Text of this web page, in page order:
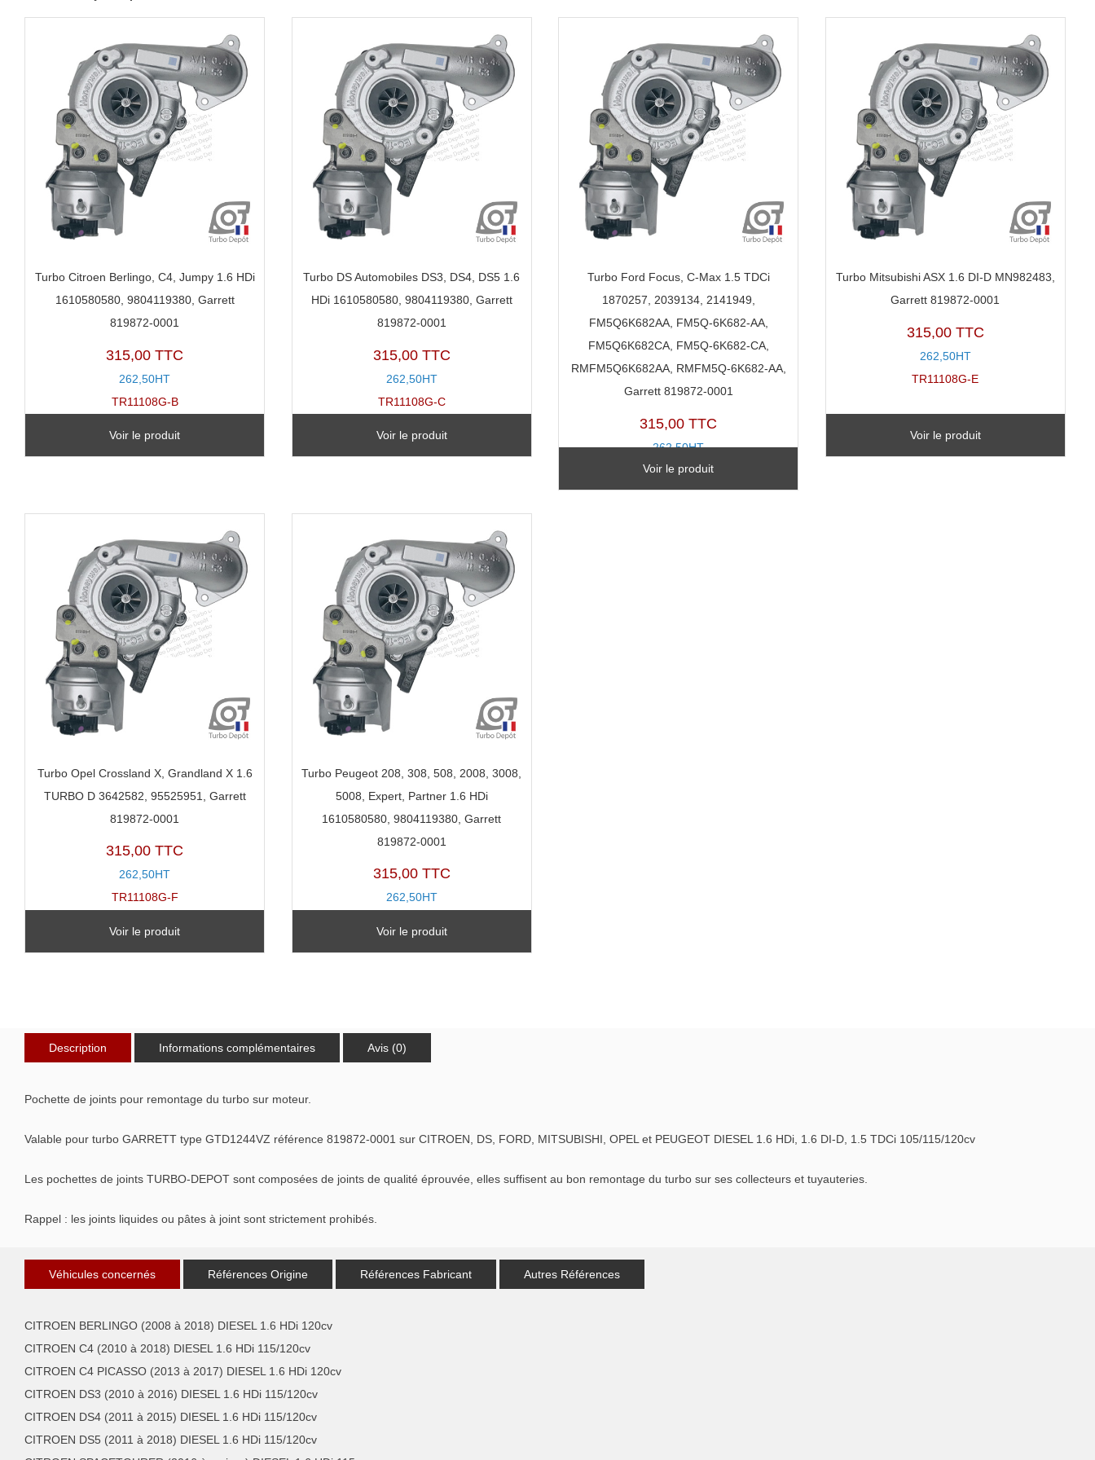
Turbo Citroen Berlingo, C4, Jumpy 1.6 HDi
1610580580, 9804119380, Garrett
819872-0001
315,00 TTC
262,50HT
TR11108G-B
Voir le produit
Turbo DS Automobiles DS3, DS4, DS5 1.6
HDi 1610580580, 9804119380, Garrett
819872-0001
315,00 TTC
262,50HT
TR11108G-C
Voir le produit
Turbo Ford Focus, C-Max 1.5 TDCi
1870257, 2039134, 2141949,
FM5Q6K682AA, FM5Q-6K682-AA,
FM5Q6K682CA, FM5Q-6K682-CA,
RMFM5Q6K682AA, RMFM5Q-6K682-AA,
Garrett 819872-0001
315,00 TTC
262,50HT
TR11108G-D
Voir le produit
Turbo Mitsubishi ASX 1.6 DI-D MN982483,
Garrett 819872-0001
315,00 TTC
262,50HT
TR11108G-E
Voir le produit
Turbo Opel Crossland X, Grandland X 1.6
TURBO D 3642582, 95525951, Garrett
819872-0001
315,00 TTC
262,50HT
TR11108G-F
Voir le produit
Turbo Peugeot 208, 308, 508, 2008, 3008,
5008, Expert, Partner 1.6 HDi
1610580580, 9804119380, Garrett
819872-0001
315,00 TTC
262,50HT
Voir le produit
Description Informations complémentaires Avis (0)
Pochette de joints pour remontage du turbo sur moteur.
Valable pour turbo GARRETT type GTD1244VZ référence 819872-0001 sur CITROEN, DS, FORD, MITSUBISHI, OPEL et PEUGEOT DIESEL 1.6 HDi, 1.6 DI-D, 1.5 TDCi 105/115/120cv
Les pochettes de joints TURBO-DEPOT sont composées de joints de qualité éprouvée, elles suffisent au bon remontage du turbo sur ses collecteurs et tuyauteries.
Rappel : les joints liquides ou pâtes à joint sont strictement prohibés.
Véhicules concernés Références Origine Références Fabricant Autres Références
CITROEN BERLINGO (2008 à 2018) DIESEL 1.6 HDi 120cv
CITROEN C4 (2010 à 2018) DIESEL 1.6 HDi 115/120cv
CITROEN C4 PICASSO (2013 à 2017) DIESEL 1.6 HDi 120cv
CITROEN DS3 (2010 à 2016) DIESEL 1.6 HDi 115/120cv
CITROEN DS4 (2011 à 2015) DIESEL 1.6 HDi 115/120cv
CITROEN DS5 (2011 à 2018) DIESEL 1.6 HDi 115/120cv